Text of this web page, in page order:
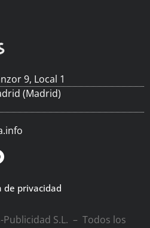
9, Local 1
(Madrid)
de privacidad
S.L. – Todos los